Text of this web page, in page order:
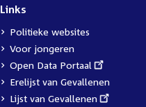
Links
Politieke websites
Voor jongeren
External
link:
Open Data Portaal
Erelijst van Gevallenen
External
Lijst van Gevallenen